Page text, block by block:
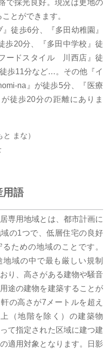
で採光良好。現況は更地の
とができます。
徒歩6分、『多田幼稚園』
歩20分、『多田中学校』徒
ードスタイル 川西店』徒
歩11分など…。その他『イ
na』が徒歩5分、『医療
徒歩20分の距離にありま
と まな）
用語
専用地域とは、都市計画に
の1つで、低層住宅の良好
ための地域のことです。
地域の中で最も厳しい規制
り、高さがある建物や騒音
途の建物を建築することが
の高さが7メートルを超え
（地階を除く）の建築物
て指定された区域に建つ建
適用対象となります。日影